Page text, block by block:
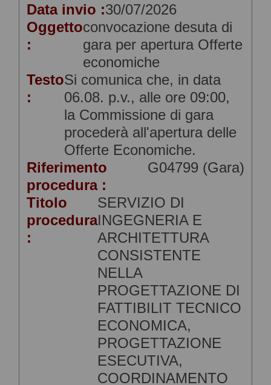
Data invio :30/07/2026
Oggetto
:
convocazione desuta di
gara per apertura Offerte
economiche
Testo
:
Si comunica che, in data
06.08. p.v., alle ore 09:00,
la Commissione di gara
procederà all'apertura delle
Offerte Economiche.
Riferimento
procedura :
G04799 (Gara)
Titolo
procedura
:
SERVIZIO DI
INGEGNERIA E
ARCHITETTURA
CONSISTENTE
NELLA
PROGETTAZIONE DI
FATTIBILIT TECNICO
ECONOMICA,
PROGETTAZIONE
ESECUTIVA,
COORDINAMENTO